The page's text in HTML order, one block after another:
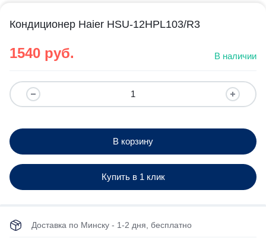
Кондиционер Haier HSU-12HPL103/R3
1540 руб. В наличии
В корзину
Купить в 1 клик
Доставка по Минску - 1-2 дня, бесплатно